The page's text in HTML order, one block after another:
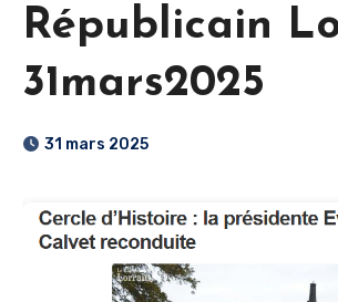
Républicain
31mars2025
31 mars 2025